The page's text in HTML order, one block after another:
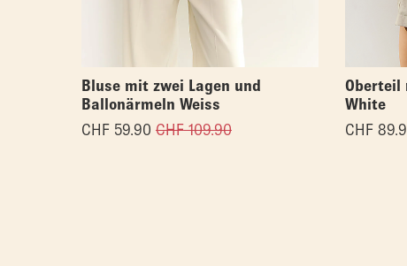
Bluse mit zwei Lagen und
Ballonärmeln Weiss
CHF109.90
CHF 59.90
Oberteil
White
CHF